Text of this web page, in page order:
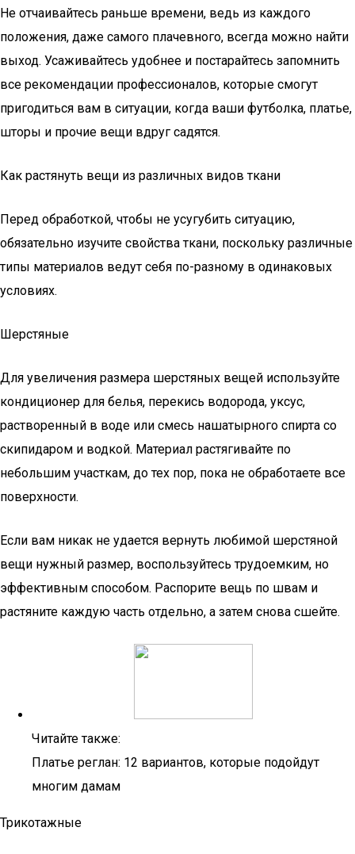
Не отчаивайтесь раньше времени, ведь из каждого
положения, даже самого плачевного, всегда можно найти
выход. Усаживайтесь удобнее и постарайтесь запомнить
все рекомендации профессионалов, которые смогут
пригодиться вам в ситуации, когда ваши футболка, платье,
шторы и прочие вещи вдруг садятся.
Как растянуть вещи из различных видов ткани
Перед обработкой, чтобы не усугубить ситуацию,
обязательно изучите свойства ткани, поскольку различные
типы материалов ведут себя по-разному в одинаковых
условиях.
Шерстяные
Для увеличения размера шерстяных вещей используйте
кондиционер для белья, перекись водорода, уксус,
растворенный в воде или смесь нашатырного спирта со
скипидаром и водкой. Материал растягивайте по
небольшим участкам, до тех пор, пока не обработаете все
поверхности.
Если вам никак не удается вернуть любимой шерстяной
вещи нужный размер, воспользуйтесь трудоемким, но
эффективным способом. Распорите вещь по швам и
растяните каждую часть отдельно, а затем снова сшейте.
Читайте также:
Платье реглан: 12 вариантов, которые подойдут
многим дамам
Трикотажные